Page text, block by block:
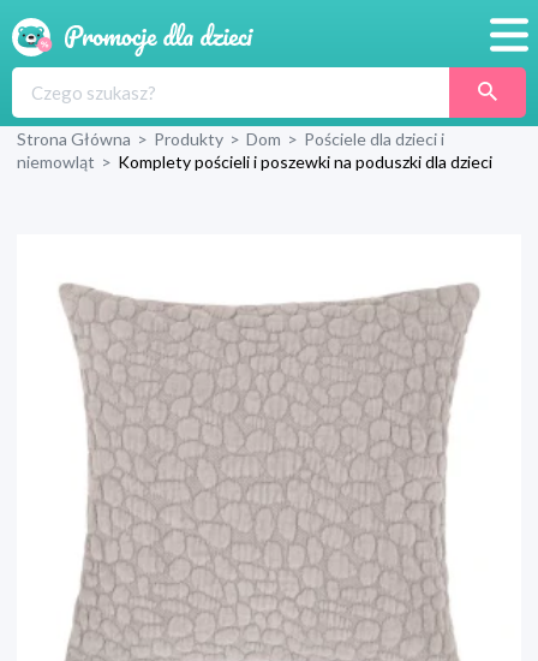
Produkty
Wyprawka
Strona Główna > Produkty > Dom > Pościele dla dzieci i
niemowląt > Komplety pościeli i poszewki na poduszki dla dzieci